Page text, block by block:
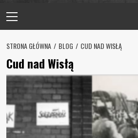
Menu
STRONA GŁÓWNA BLOG CUD NAD WISŁĄ
Cud nad Wisłą